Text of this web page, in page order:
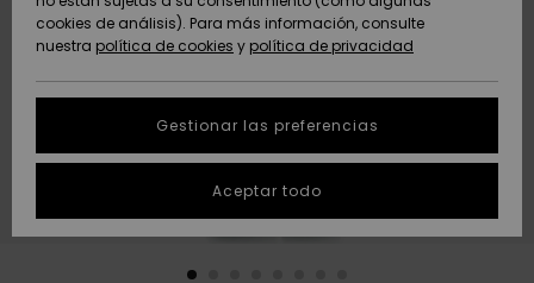
Novedades
Destacados
Novedades
Destacados
CONTACTO
Protección de
datos
personales
Inicia una
conversación
SOSTENIBILIDAD
cookies de análisis). Para más información, consulte
nuestra política de cookies y política de privacidad
Gestionar las preferencias
Aceptar todo